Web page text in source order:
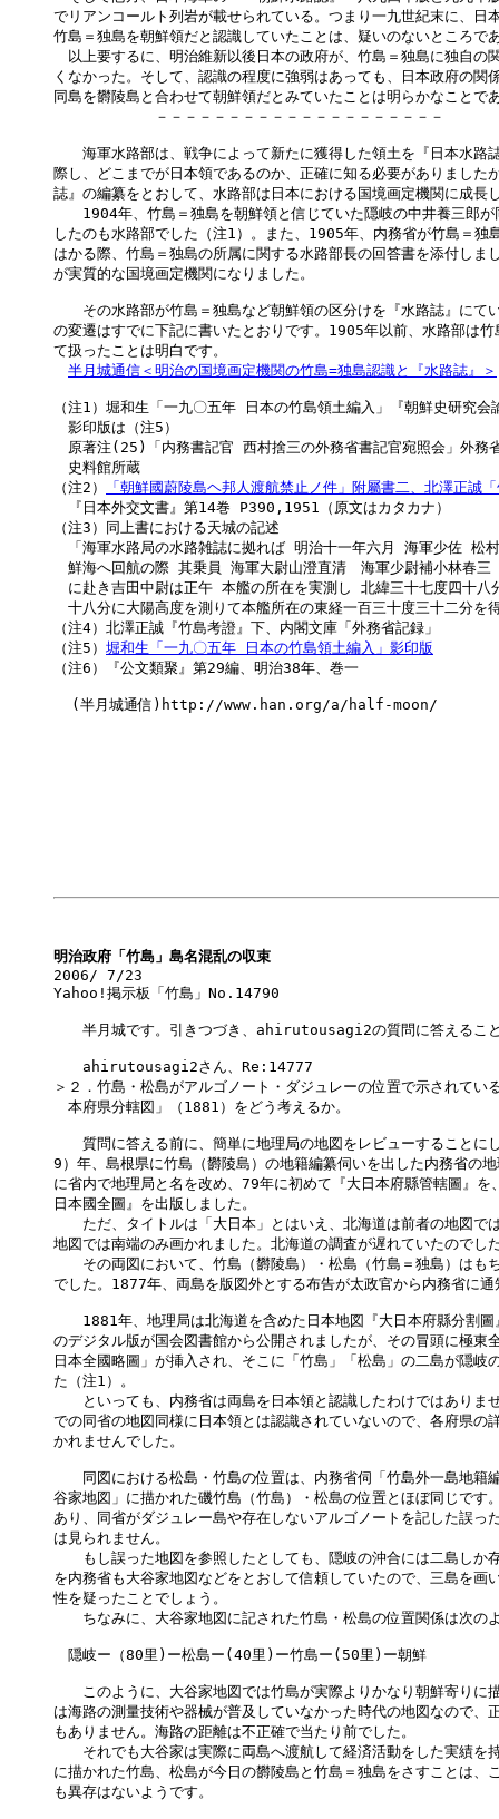
でリアンコールト列岩が載せられている。つまり一九世紀末に、日
竹島＝独島を朝鮮領だと認識していたことは、疑いのないところで
以上要するに、明治維新以後日本の政府が、竹島＝独島に独自の
くなかった。そして、認識の程度に強弱はあっても、日本政府の関
同島を欝陵島と合わせて朝鮮領だとみていたことは明らかなことで
－－－－－－－－－－－－－－－－－－－－
海軍水路部は、戦争によって新たに獲得した領土を『日本水路
際し、どこまでが日本領であるのか、正確に知る必要がありました
誌』の編纂をとおして、水路部は日本における国境画定機関に成長
1904年、竹島＝独島を朝鮮領と信じていた隠岐の中井養三郎が
したのも水路部でした（注1）。また、1905年、内務省が竹島＝独
はかる際、竹島＝独島の所属に関する水路部長の回答書を添付しま
が実質的な国境画定機関になりました。
その水路部が竹島＝独島など朝鮮領の区分けを『水路誌』にて
の変遷はすでに下記に書いたとおりです。1905年以前、水路部は
て扱ったことは明白です。
半月城通信＜明治の国境画定機関の竹島=独島認識と『水路誌』＞
（注1）堀和生「一九〇五年 日本の竹島領土編入」『朝鮮史研究
影印版は（注5）
原著注(25)「内務書記官 西村捨三の外務省書記官宛照会」外務
史料館所蔵
（注2）
「朝鮮國蔚陵島ヘ邦人渡航禁止ノ件」附屬書二、北澤正誠
『日本外交文書』第14巻 P390,1951（原文はカタカナ）
（注3）同上書における天城の記述
「海軍水路局の水路雑誌に拠れば 明治十一年六月 海軍少佐 松
鮮海へ回航の際 其乗員 海軍大尉山澄直清　海軍少尉補小林春三
に赴き吉田中尉は正午 本艦の所在を実測し 北緯三十七度四十
十八分に大陽高度を測りて本艦所在の東経一百三十度三十二分を
（注4）北澤正誠『竹島考證』下、内閣文庫「外務省記録」
（注5） 堀和生「一九〇五年 日本の竹島領土編入」影印版
（注6）『公文類聚』第29編、明治38年、巻一
  (半月城通信)http://www.han.org/a/half-moon/
明治政府「竹島」島名混乱の収束
2006/ 7/23
Yahoo!掲示板「竹島」No.14790
半月城です。引きつづき、ahirutousagi2の質問に答えること
ahirutousagi2さん、Re:14777
＞２．竹島・松島がアルゴノート・ダジュレーの位置で示されてい
本府県分轄図」（1881）をどう考えるか。
質問に答える前に、簡単に地理局の地図をレビューすることに
9）年、島根県に竹島（欝陵島）の地籍編纂伺いを出した内務省の
に省内で地理局と名を改め、79年に初めて『大日本府縣管轄圖』
日本國全圖』を出版しました。
ただ、タイトルは「大日本」とはいえ、北海道は前者の地図で
地図では南端のみ画かれました。北海道の調査が遅れていたのでし
その両図において、竹島（欝陵島）・松島（竹島＝独島）はも
でした。1877年、両島を版図外とする布告が太政官から内務省に
1881年、地理局は北海道を含めた日本地図『大日本府縣分割圖
のデジタル版が国会図書館から公開されましたが、その冒頭に極東
日本全國略圖」が挿入され、そこに「竹島」「松島」の二島が隠岐
た（注1）。
といっても、内務省は両島を日本領と認識したわけではありま
での同省の地図同様に日本領とは認識されていないので、各府県の
かれませんでした。
同図における松島・竹島の位置は、内務省伺「竹島外一島地籍
谷家地図」に描かれた磯竹島（竹島）・松島の位置とほぼ同じです
あり、同省がダジュレー島や存在しないアルゴノートを記した誤っ
は見られません。
もし誤った地図を参照したとしても、隠岐の沖合には二島しか
を内務省も大谷家地図などをとおして信頼していたので、三島を画
性を疑ったことでしょう。
ちなみに、大谷家地図に記された竹島・松島の位置関係は次の
隠岐ー（80里)ー松島ー(40里)ー竹島ー(50里)ー朝鮮
このように、大谷家地図では竹島が実際よりかなり朝鮮寄りに
は海路の測量技術や器械が普及していなかった時代の地図なので、
もありません。海路の距離は不正確で当たり前でした。
それでも大谷家は実際に両島へ渡航して経済活動をした実績を
に描かれた竹島、松島が今日の欝陵島と竹島＝独島をさすことは、
も異存はないようです。